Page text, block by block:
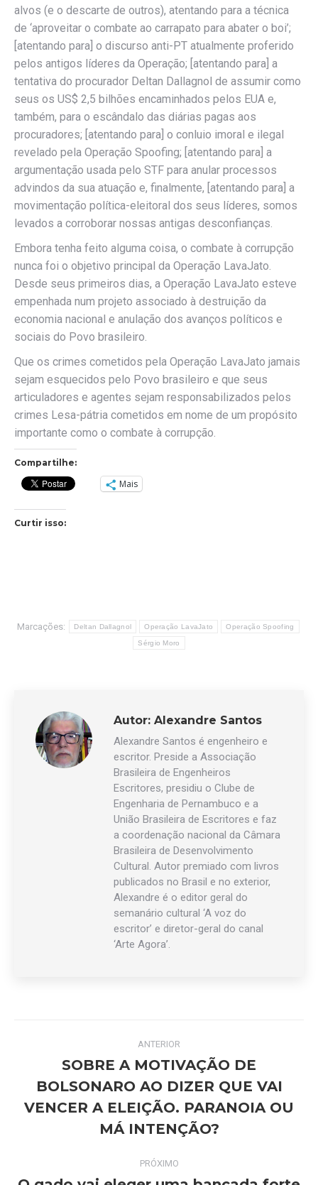
alvos (e o descarte de outros), atentando para a técnica
de ‘aproveitar o combate ao carrapato para abater o boi’;
[atentando para] o discurso anti-PT atualmente proferido
pelos antigos líderes da Operação; [atentando para] a
tentativa do procurador Deltan Dallagnol de assumir como
seus os US$ 2,5 bilhões encaminhados pelos EUA e,
também, para o escândalo das diárias pagas aos
procuradores; [atentando para] o conluio imoral e ilegal
revelado pela Operação Spoofing; [atentando para] a
argumentação usada pelo STF para anular processos
advindos da sua atuação e, finalmente, [atentando para] a
movimentação política-eleitoral dos seus líderes, somos
levados a corroborar nossas antigas desconfianças.
Embora tenha feito alguma coisa, o combate à corrupção
nunca foi o objetivo principal da Operação LavaJato.
Desde seus primeiros dias, a Operação LavaJato esteve
empenhada num projeto associado à destruição da
economia nacional e anulação dos avanços políticos e
sociais do Povo brasileiro.
Que os crimes cometidos pela Operação LavaJato jamais
sejam esquecidos pelo Povo brasileiro e que seus
articuladores e agentes sejam responsabilizados pelos
crimes Lesa-pátria cometidos em nome de um propósito
importante como o combate à corrupção.
Compartilhe:
Mais
Curtir isso:
Marcações: Deltan Dallagnol Operação LavaJato Operação Spoofing
Sérgio Moro
Autor: Alexandre Santos
Alexandre Santos é engenheiro e
escritor. Preside a Associação
Brasileira de Engenheiros
Escritores, presidiu o Clube de
Engenharia de Pernambuco e a
União Brasileira de Escritores e faz
a coordenação nacional da Câmara
Brasileira de Desenvolvimento
Cultural. Autor premiado com livros
publicados no Brasil e no exterior,
Alexandre é o editor geral do
semanário cultural ‘A voz do
escritor’ e diretor-geral do canal
‘Arte Agora’.
Navegação
post:
ANTERIOR
Post
anterior:
SOBRE A MOTIVAÇÃO DE
BOLSONARO AO DIZER QUE VAI
VENCER A ELEIÇÃO. PARANOIA OU
MÁ INTENÇÃO?
PRÓXIMO